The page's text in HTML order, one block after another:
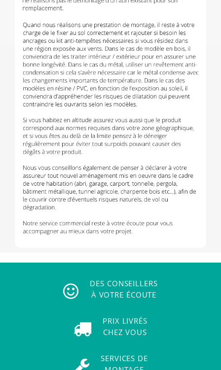
DES CONSEILLERS
À VOTRE ÉCOUTE
PRIX LIVRÉS
CHEZ VOUS
SERVICES DE